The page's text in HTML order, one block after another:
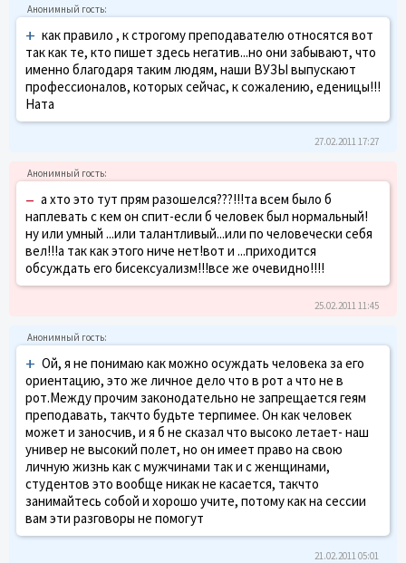
+ как правило , к строгому преподавателю относятся вот
так как те, кто пишет здесь негатив...но они забывают, что
именно благодаря таким людям, наши ВУЗЫ выпускают
профессионалов, которых сейчас, к сожалению, еденицы!!!
Ната
27.02.2011 17:27
– а хто это тут прям разошелся???!!!та всем было б
наплевать с кем он спит-если б человек был нормальный!
ну или умный ...или талантливый...или по человечески себя
вел!!!а так как этого ниче нет!вот и ...приходится
обсуждать его бисексуализм!!!все же очевидно!!!!
25.02.2011 11:45
+ Ой, я не понимаю как можно осуждать человека за его
ориентацию, это же личное дело что в рот а что не в
рот.Между прочим законодательно не запрещается геям
преподавать, такчто будьте терпимее. Он как человек
может и заносчив, и я б не сказал что высоко летает- наш
универ не высокий полет, но он имеет право на свою
личную жизнь как с мужчинами так и с женщинами,
студентов это вообще никак не касается, такчто
занимайтесь собой и хорошо учите, потому как на сессии
вам эти разговоры не помогут
21.02.2011 05:01